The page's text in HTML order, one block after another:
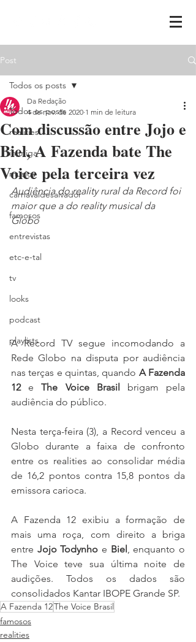
Post
Todos os posts
realities
ih,miga
música
carnavaldesalvador
famosos
entrevistas
etc-e-tal
tv
looks
podcast
playlists
Todos os posts
Com discussão entre Jojo e
Biel, A Fazenda bate The
Voice pela terceira vez
Da Redação
4 de nov. de 2020 1 min de leitura
Audiência do reality rural da Record foi
maior que a do reality musical da
Globo
A Record TV segue incomodando a
Rede Globo na disputa por audiência
nas terças e quintas, quando A Fazenda
12 e The Voice Brasil
brigam pela
audiência do público.
Nesta terça-feira (3), a Record venceu a
Globo durante a faixa de confronto
entre os realities ao consolidar média
de 16,2 pontos contra 15,8 pontos da
emissora carioca.
A Fazenda 12 exibiu a formação de
mais uma roça, com direito a briga
entre Jojo Todynho e Biel , enquanto o
The Voice teve sua última noite de
audições. Todos os dados são
consolidados Kantar IBOPE Grande SP.
A Fazenda 12The Voice Brasil
famosos
realities